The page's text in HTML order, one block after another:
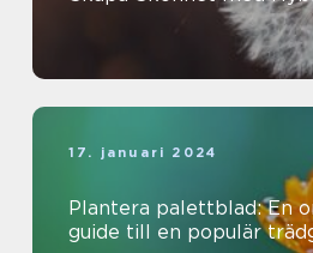
17. januari 2024
Plantera palettblad: En
guide till en populär